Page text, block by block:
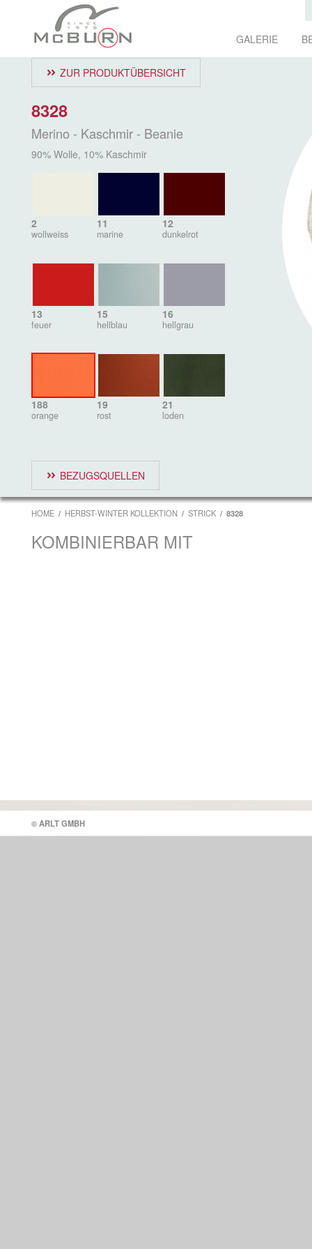
GALERIE
ZUR PRODUKTÜBERSICHT
8328
Merino - Kaschmir - Beanie
90% Wolle, 10% Kaschmir
2
wollweiss
11
marine
12
dunkelrot
13
feuer
15
hellblau
16
hellgrau
188
orange
19
rost
21
loden
BEZUGSQUELLEN
HOME HERBST-WINTER KOLLEKTION STRICK 8328
KOMBINIERBAR MIT
© ARLT GMBH